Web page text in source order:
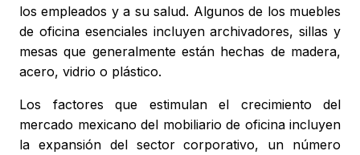
los empleados y a su salud. Algunos de los muebles
de oficina esenciales incluyen archivadores, sillas y
mesas que generalmente están hechas de madera,
acero, vidrio o plástico.
Los factores que estimulan el crecimiento del
mercado mexicano del mobiliario de oficina incluyen
la expansión del sector corporativo, un número